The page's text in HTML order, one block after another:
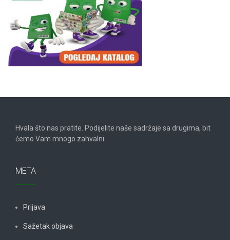
Hvala što nas pratite. Podijelite naše sadržaje sa drugima, bit
ćemo Vam mnogo zahvalni.
META
Prijava
Sažetak objava